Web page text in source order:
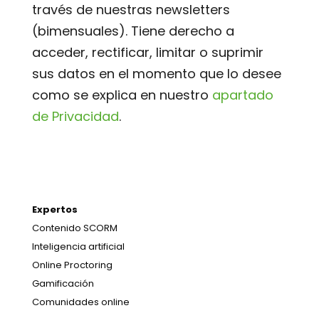
través de nuestras newsletters
(bimensuales). Tiene derecho a
acceder, rectificar, limitar o suprimir
sus datos en el momento que lo desee
como se explica en nuestro apartado
de Privacidad.
Expertos
Contenido SCORM
Inteligencia artificial
Online Proctoring
Gamificación
Comunidades online